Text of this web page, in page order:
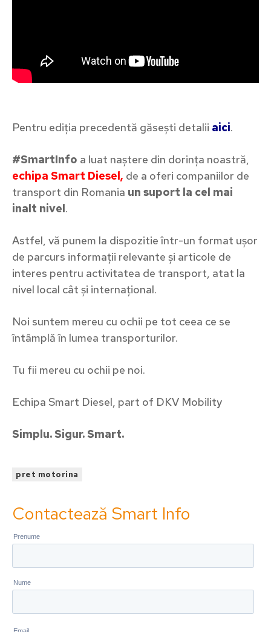
Pentru ediția precedentă găsești detalii aici.
#SmartInfo a luat naștere din dorința noastră,
echipa Smart Diesel, de a oferi companiilor de
transport din Romania un suport la cel mai
inalt nivel.
Astfel, vă punem la dispozitie într-un format ușor
de parcurs informații relevante și articole de
interes pentru activitatea de transport, atat la
nivel local cât și internațional.
Noi suntem mereu cu ochii pe tot ceea ce se
întâmplă în lumea transporturilor.
Tu fii mereu cu ochii pe noi.
Echipa Smart Diesel, part of DKV Mobility
Simplu. Sigur. Smart.
pret motorina
Contactează Smart Info